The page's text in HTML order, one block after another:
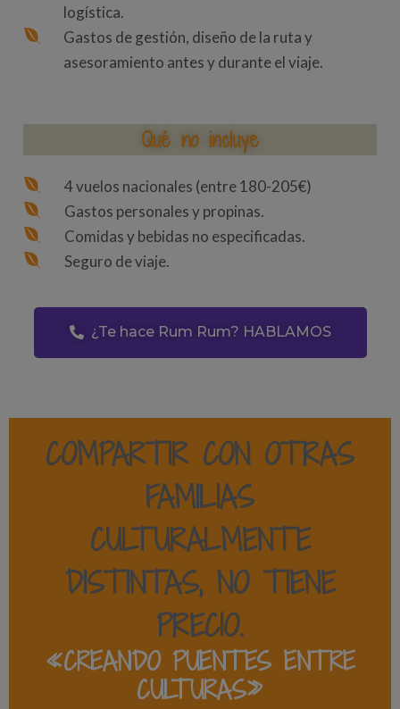
logística.
Gastos de gestión, diseño de la ruta y
asesoramiento antes y durante el viaje.
Qué no incluye
4 vuelos nacionales (entre 180-205€)
Gastos personales y propinas.
Comidas y bebidas no especificadas.
Seguro de viaje.
¿Te hace Rum Rum? HABLAMOS
COMPARTIR CON OTRAS
FAMILIAS
CULTURALMENTE
DISTINTAS, NO TIENE
PRECIO.
«CREANDO PUENTES ENTRE
CULTURAS»